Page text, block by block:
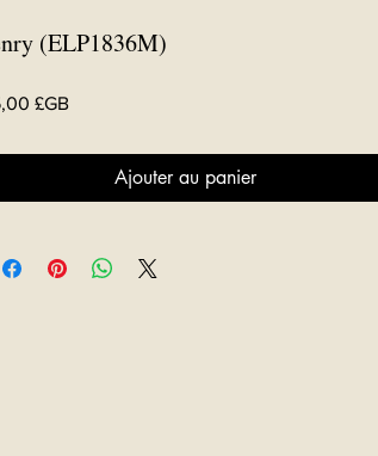
(ELP1836M)
£GBPrix
Ajouter au panier